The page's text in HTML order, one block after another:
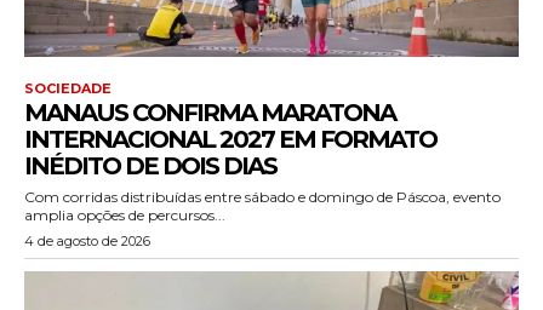
SOCIEDADE
MANAUS CONFIRMA MARATONA
INTERNACIONAL 2027 EM FORMATO
INÉDITO DE DOIS DIAS
Com corridas distribuídas entre sábado e domingo de Páscoa, evento
amplia opções de percursos...
4 de agosto de 2026